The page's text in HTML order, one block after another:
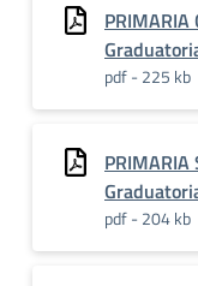
PRIMARIA
pdf - 225 kb
PRIMARIA
pdf - 204 kb